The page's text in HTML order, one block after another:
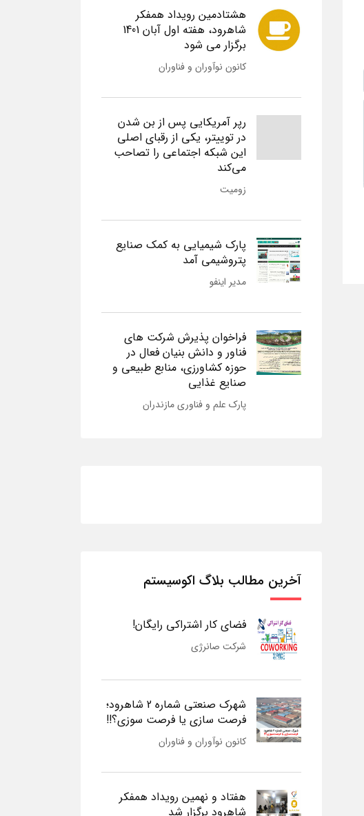
هشتادمین رویداد همفکر
شاهرود، هفته اول آبان 1401
برگزار می شود
کانون نوآوران و فناوران
رپر آمریکایی پس از بن شدن
در توییتر، یکی از رقبای اصلی
این شبکه اجتماعی را تصاحب
می‌کند
زومیت
پارک شیمیایی به کمک صنایع
پتروشیمی آمد
مدیر اینفو
فراخوان پذیرش شرکت های
فناور و دانش بنیان فعال در
حوزه کشاورزی، منابع طبیعی و
صنایع غذایی
پارک علم و فناوری مازندران
آخرین مطالب بلاگ اکوسیستم
فضای کار اشتراکی رایگان!
شرکت صانرژی
شهرک صنعتی شماره 2 شاهرود؛
فرصت سازی یا فرصت سوزی؟!!
کانون نوآوران و فناوران
هفتاد و نهمین رویداد همفکر
شاهرود برگزار شد